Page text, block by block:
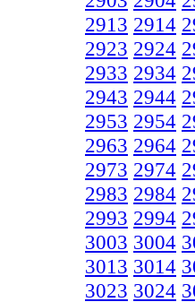
2913 2914
2923 2924
2933 2934
2943 2944
2953 2954
2963 2964
2973 2974
2983 2984
2993 2994
3003 3004
3013 3014
3023 3024